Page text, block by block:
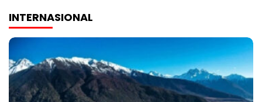
INTERNASIONAL